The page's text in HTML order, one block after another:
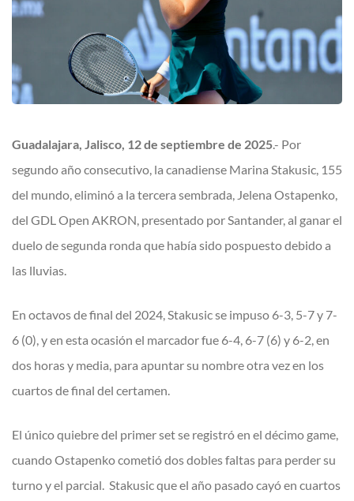
Guadalajara, Jalisco, 12 de septiembre de 2025.- Por
segundo año consecutivo, la canadiense Marina Stakusic, 155
del mundo, eliminó a la tercera sembrada, Jelena Ostapenko,
del GDL Open AKRON, presentado por Santander, al ganar el
duelo de segunda ronda que había sido pospuesto debido a
las lluvias.
En octavos de final del 2024, Stakusic se impuso 6-3, 5-7 y 7-
6 (0), y en esta ocasión el marcador fue 6-4, 6-7 (6) y 6-2, en
dos horas y media, para apuntar su nombre otra vez en los
cuartos de final del certamen.
El único quiebre del primer set se registró en el décimo game,
cuando Ostapenko cometió dos dobles faltas para perder su
turno y el parcial. Stakusic que el año pasado cayó en cuartos